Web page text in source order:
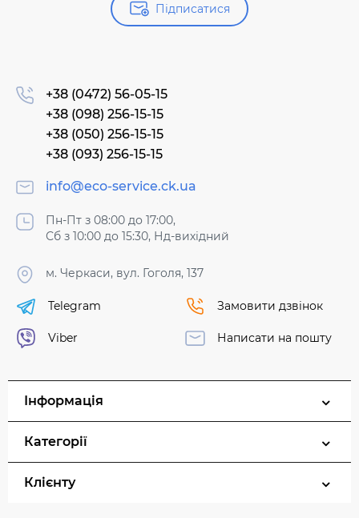
Підписатися
+38 (0472) 56-05-15
+38 (098) 256-15-15
+38 (050) 256-15-15
+38 (093) 256-15-15
info@eco-service.ck.ua
Пн-Пт з 08:00 до 17:00,
Сб з 10:00 до 15:30, Нд-вихідний
м. Черкаси, вул. Гоголя, 137
Telegram
Viber
Замовити дзвінок
Написати на пошту
Інформація
Категорії
Клієнту